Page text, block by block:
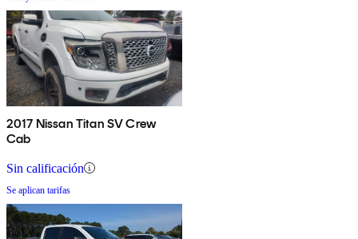
2017 Nissan Titan SV Crew
Cab
Sin calificación
Se aplican tarifas